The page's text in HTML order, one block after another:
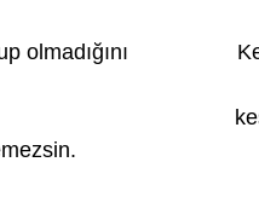
olmadığını